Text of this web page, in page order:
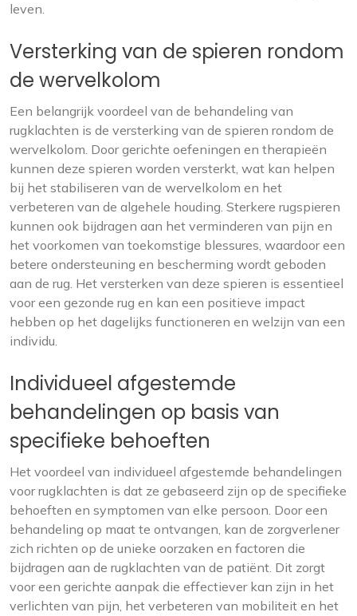
leven.
Versterking van de spieren rondom
de wervelkolom
Een belangrijk voordeel van de behandeling van
rugklachten is de versterking van de spieren rondom de
wervelkolom. Door gerichte oefeningen en therapieën
kunnen deze spieren worden versterkt, wat kan helpen
bij het stabiliseren van de wervelkolom en het
verbeteren van de algehele houding. Sterkere rugspieren
kunnen ook bijdragen aan het verminderen van pijn en
het voorkomen van toekomstige blessures, waardoor een
betere ondersteuning en bescherming wordt geboden
aan de rug. Het versterken van deze spieren is essentieel
voor een gezonde rug en kan een positieve impact
hebben op het dagelijks functioneren en welzijn van een
individu.
Individueel afgestemde
behandelingen op basis van
specifieke behoeften
Het voordeel van individueel afgestemde behandelingen
voor rugklachten is dat ze gebaseerd zijn op de specifieke
behoeften en symptomen van elke persoon. Door een
behandeling op maat te ontvangen, kan de zorgverlener
zich richten op de unieke oorzaken en factoren die
bijdragen aan de rugklachten van de patiënt. Dit zorgt
voor een gerichte aanpak die effectiever kan zijn in het
verlichten van pijn, het verbeteren van mobiliteit en het